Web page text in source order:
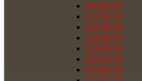
285/60/18
215/55/18
225/40/18
225/45/18
225/50/18
225/55/18
225/60/18